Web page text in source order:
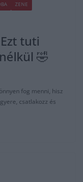
ZENE
tuti
🤣
fog menni, hisz
csatlakozz és